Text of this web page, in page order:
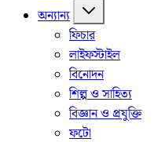
অন্যান্য
ফিচার
লাইফস্টাইল
বিনোদন
শিল্প ও সাহিত্য
বিজ্ঞান ও প্রযুক্তি
ফটো